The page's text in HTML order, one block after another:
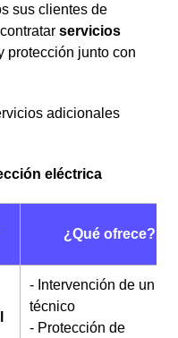
sus clientes de
servicios
protección junto con
adicionales
eléctrica
¿Qué ofrece?
- Intervención de un
técnico
- Protección de